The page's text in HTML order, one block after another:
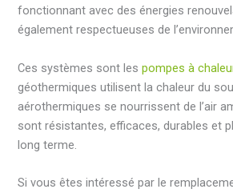
fonctionnant avec des énergies
également respectueuses de
Ces systèmes sont lespompes à
géothermiques utilisent la chaleur du
aérothermiques se nourrissent de l’air
sont résistantes, efficaces, durables et
long terme.
Si vous êtes intéressé par le